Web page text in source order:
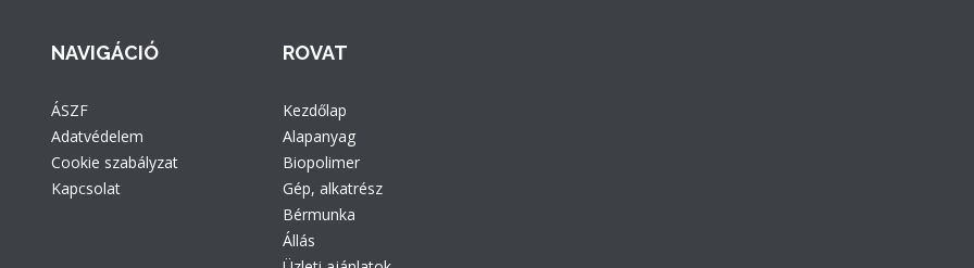
NAVIGÁCIÓ
ÁSZF
Adatvédelem
Cookie szabályzat
Kapcsolat
ROVAT
Kezdőlap
Alapanyag
Biopolimer
Gép, alkatrész
Bérmunka
Állás